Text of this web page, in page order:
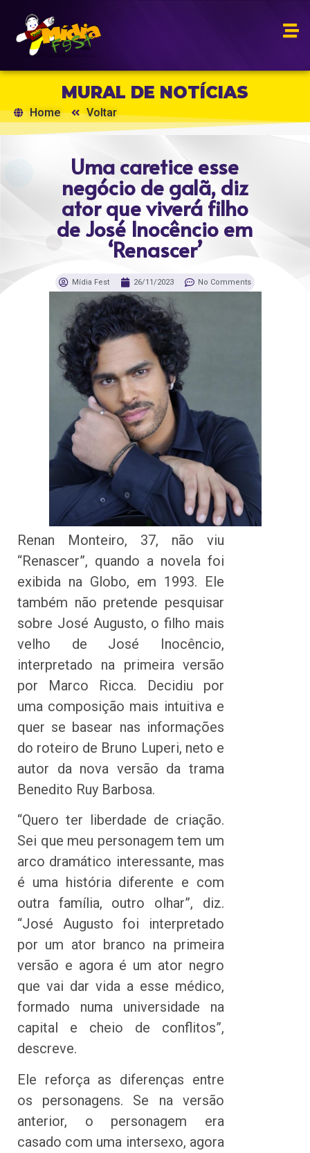
MURAL DE NOTÍCIAS
Home Voltar
Uma caretice esse
negócio de galã, diz
ator que viverá filho
de José Inocêncio em
‘Renascer’
Mídia Fest 26/11/2023 No Comments
Renan Monteiro, 37, não viu
“Renascer”, quando a novela foi
exibida na Globo, em 1993. Ele
também não pretende pesquisar
sobre José Augusto, o filho mais
velho de José Inocêncio,
interpretado na primeira versão
por Marco Ricca. Decidiu por
uma composição mais intuitiva e
quer se basear nas informações
do roteiro de Bruno Luperi, neto e
autor da nova versão da trama
Benedito Ruy Barbosa.
“Quero ter liberdade de criação.
Sei que meu personagem tem um
arco dramático interessante, mas
é uma história diferente e com
outra família, outro olhar”, diz.
“José Augusto foi interpretado
por um ator branco na primeira
versão e agora é um ator negro
que vai dar vida a esse médico,
formado numa universidade na
capital e cheio de conflitos”,
descreve.
Ele reforça as diferenças entre
os personagens. Se na versão
anterior, o personagem era
casado com uma intersexo, agora